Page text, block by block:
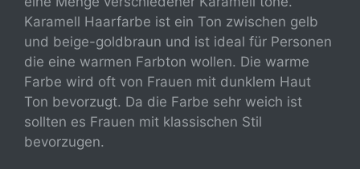
Karamell Haarfarbe ist ein Ton zwischen gelb
und beige-goldbraun und ist ideal für Personen
die eine warmen Farbton wollen. Die warme
Farbe wird oft von Frauen mit dunklem Haut
Ton bevorzugt. Da die Farbe sehr weich ist
sollten es Frauen mit klassischen Stil
bevorzugen.